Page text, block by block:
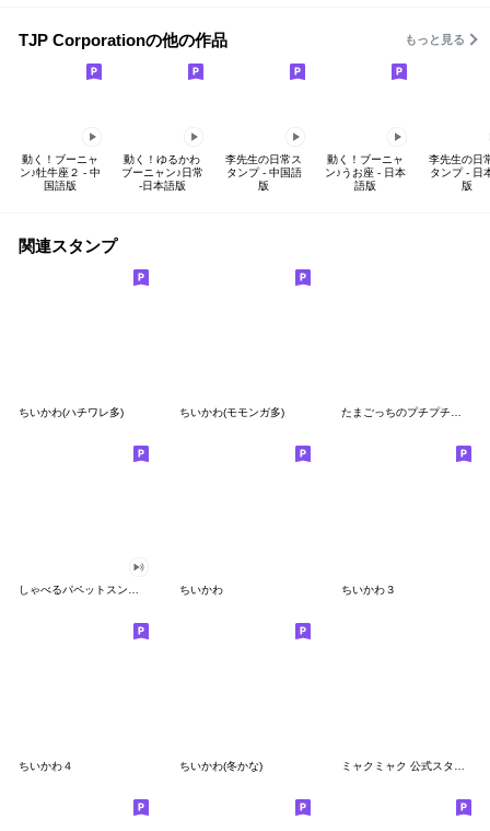
TJP Corporationの他の作品 もっと見る
動く！ブーニャ
ン♪牡牛座２ - 中
国語版
動く！ゆるかわ
ブーニャン♪日常
-日本語版
李先生の日常ス
タンプ - 中国語
版
動く！ブーニャ
ン♪うお座 - 日本
語版
李先生の日
タンプ - 日
版
関連スタンプ
ちいかわ(ハチワレ多) ちいかわ(モモンガ多) たまごっちのプチプチおみせっち
ちいかわ ちいかわ３
ちいかわ４ ちいかわ(冬かな)